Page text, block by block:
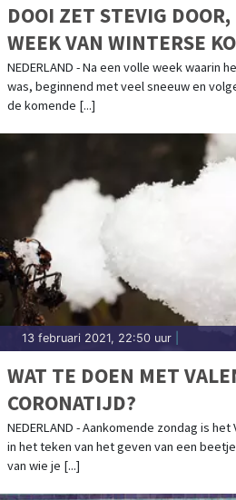
DOOI ZET STEVIG
WEEK VAN WINTERSE
LENTEGEVOEL
NEDERLAND - Na een volle week waarin
was, beginnend met veel sneeuw en
de komende [...]
13 februari 2021, 22:50 uur
WAT TE DOEN MET
CORONATIJD?
NEDERLAND - Aankomende zondag is
in het teken van het geven van een
van wie je [...]